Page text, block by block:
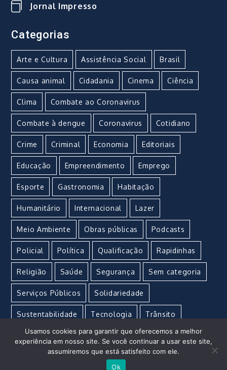
Jornal Impresso
Categorias
Arte e Cultura Assistência Social Brasil
Causa animal Cidadania Cinema Ciência
Clima Combate ao Coronavirus
Combate à dengue Coronavirus Cotidiano
Crime Criminal Economia Editoriais
Educação Empreendimento Emprego
Esporte Gastronomia Habitação
Humanitário Internacional Lazer
Meio Ambiente Obras públicas Podcasts
Policial Política Qualificação Rapidinhas
Religião Saúde Segurança Sem categoria
Serviços Públicos Solidariedade
Sustentabilidade Tecnologia Trânsito
Turismo Urgente Vacina Violência
Usamos cookies para garantir que oferecemos a melhor
experiência em nosso site. Se você continuar a usar este site,
assumiremos que está satisfeito com ele.
Ok